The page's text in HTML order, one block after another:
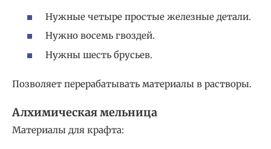
Нужные четыре простые железные детали.
Нужно восемь гвоздей.
Нужны шесть брусьев.
Позволяет перерабатывать материалы в растворы.
Алхимическая мельница
Материалы для крафта: